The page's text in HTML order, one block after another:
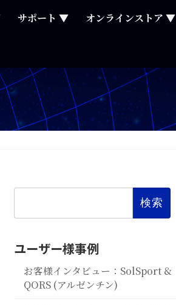
サポート ▼ オンラインストア ▼
ユーザー様事例
お客様インタビュー：SolSport &
QORS (アルゼンチン)